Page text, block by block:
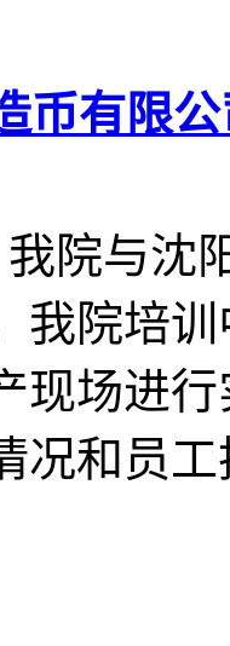
币有限
我院与沈
我院培
现场进
况和员